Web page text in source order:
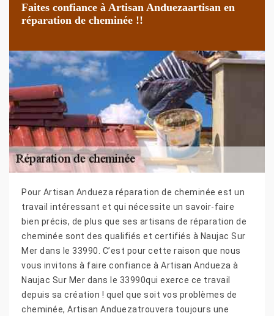
Faites confiance à Artisan Anduezaartisan en
réparation de cheminée !!
Pour Artisan Andueza réparation de cheminée est un
travail intéressant et qui nécessite un savoir-faire
bien précis, de plus que ses artisans de réparation de
cheminée sont des qualifiés et certifiés à Naujac Sur
Mer dans le 33990. C’est pour cette raison que nous
vous invitons à faire confiance à Artisan Andueza à
Naujac Sur Mer dans le 33990qui exerce ce travail
depuis sa création ! quel que soit vos problèmes de
cheminée, Artisan Anduezatrouvera toujours une